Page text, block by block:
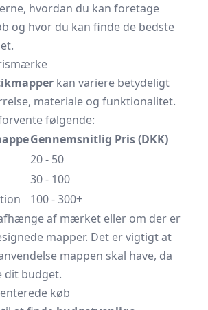
hvordan du kan foretage
og hvor du kan finde de bedste
kan variere betydeligt
materiale og funktionalitet.
følgende:
Gennemsnitlig Pris (DKK)
20 - 50
30 - 100
100 - 300+
af mærket eller om der er
mapper. Det er vigtigt at
mappen skal have, da
dit budget.
køb